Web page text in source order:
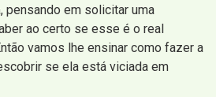
pensando em solicitar uma
ao certo se esse é o real
vamos lhe ensinar como fazer a
se ela está viciada em